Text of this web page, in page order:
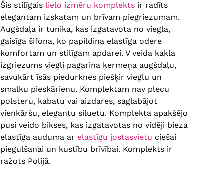
apkārtmērs 76 cm, potītes
apkārtmērs
48 cm
56
krūšu apkārtmērs 138 cm, gūžas
apkārtmērs 152 cm , garums
92 cm , piedurknes garums
bicepss 56 cm, vidukļa
apkārtmērs 92-140 cm, gūžas
apkārtmērs
, garums
101 cm , stāvoklis priekšā un
aizmugurē 29/34 cm, augšstilba
apkārtmērs
78 cm
apkārtmērs 50 cm
58
Krūšu apkārtmērs 144 cm, gūžas
apkārtmērs
158 cm , garums
92 cm, piedurknes garums 42 cm,
bicepss 58 cm, vidukļa
apkārtmērs
46-146 cm , gūžas
apkārtmērs 146 cm, garums
102 cm , Stāvoklis priekšā un
Šis stilīgais lielo izmēru komplektsir radīts
elegantam izskatam un brīvam piegriezumam.
Augšdaļa ir tunika, kas izgatavota no viegla,
gaisīga šifona, ko papildina elastīga odere
komfortam un stilīgam apdarei. V veida kakla
izgriezums viegli pagarina ķermeņa augšdaļu,
savukārt īsās piedurknes piešķir vieglu un
smalku pieskārienu. Komplektam nav plecu
polsteru, kabatu vai aizdares, saglabājot
vienkāršu, elegantu siluetu. Komplekta apakšējo
pusi veido bikses, kas izgatavotas no vidēji bieza
elastīga auduma ar elastīgu jostasvietu ciešai
piegulšanai un kustību brīvībai. Komplekts ir
ražots Polijā.